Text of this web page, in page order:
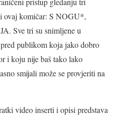
ovaj komičar: S NOGU*,
Sve tri su snimljene u
publikom koja jako dobro
i koju nije baš tako lako
smijali može se provjeriti na
video inserti i opisi predstava